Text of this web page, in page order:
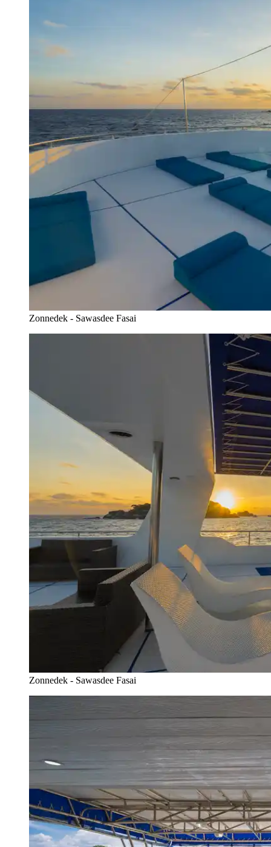
Zonnedek - Sawasdee Fasai
Zonnedek - Sawasdee Fasai